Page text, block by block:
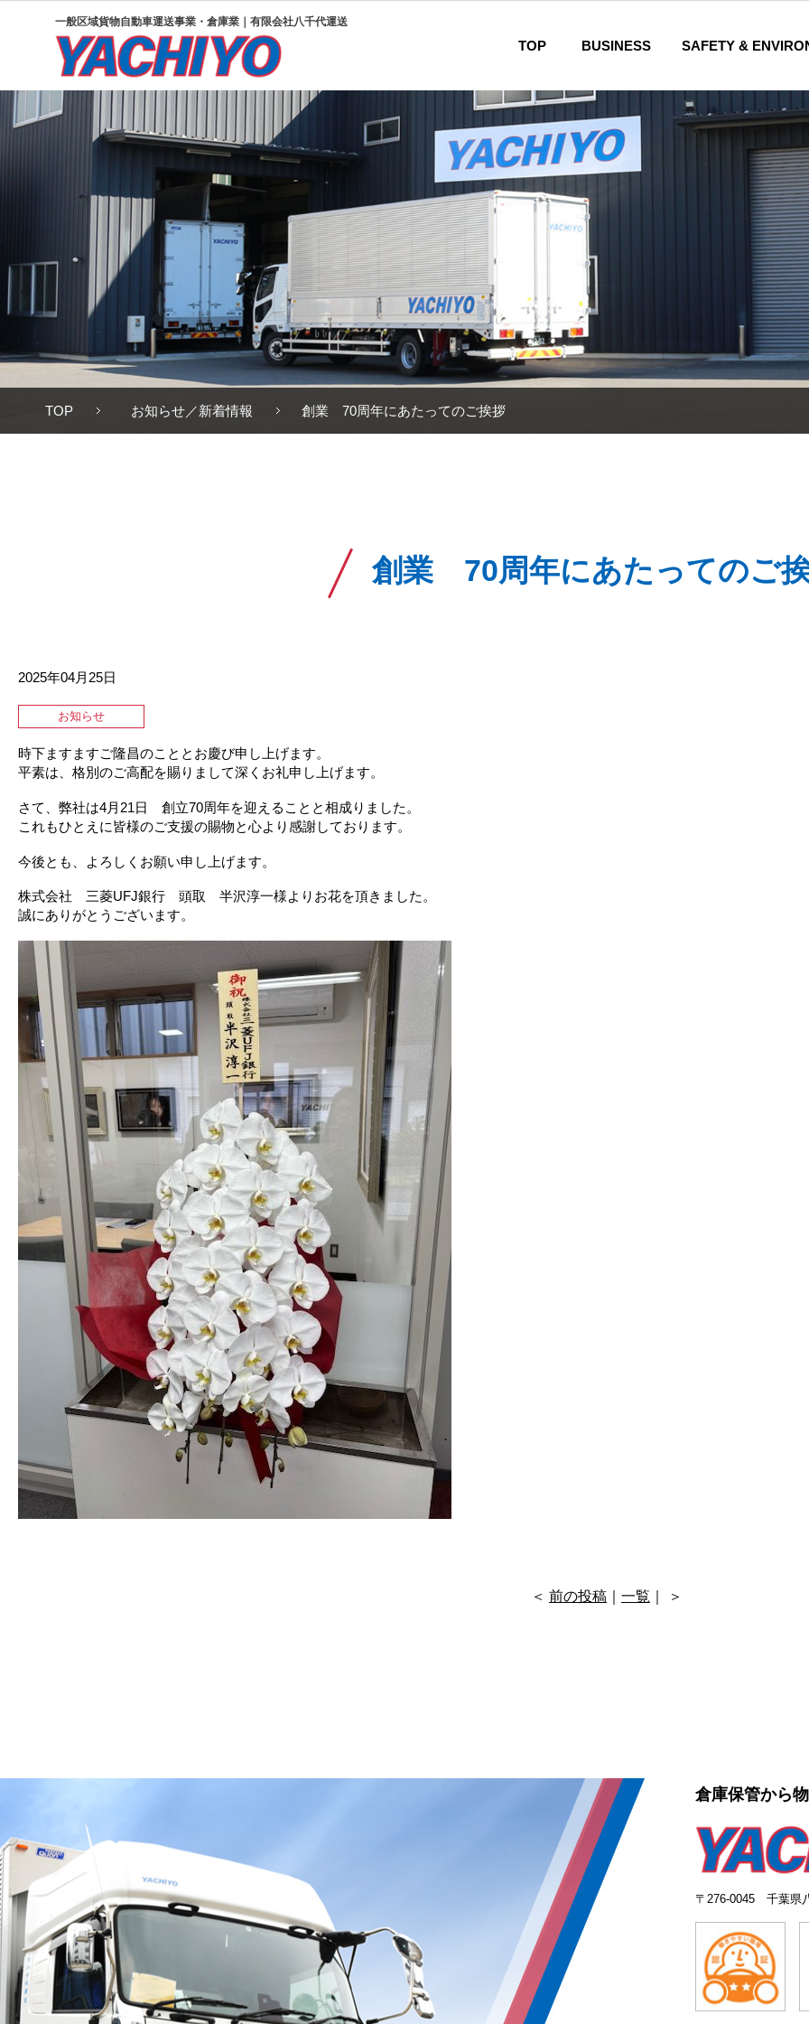
一般区域貨物自動車運送事業・倉庫業｜有限会社八千代運送
TOP BUSINESS SAFETY &
TOP お知らせ／新着情報 創業 70周年にあたってのご挨拶
創業 70周年にあたってのご
2025年04月25日
お知らせ
時下ますますご隆昌のこととお慶び申し上げます。
平素は、格別のご高配を賜りまして深くお礼申し上げます。
さて、弊社は4月21日 創立70周年を迎えることと相成りました。
これもひとえに皆様のご支援の賜物と心より感謝しております。
今後とも、よろしくお願い申し上げます。
株式会社 三菱UFJ銀行 頭取 半沢淳一様よりお花を頂きました。
誠にありがとうございます。
＜ 前の投稿 一覧 ｜ ＞
倉庫保管から
〒276-0045 千葉県